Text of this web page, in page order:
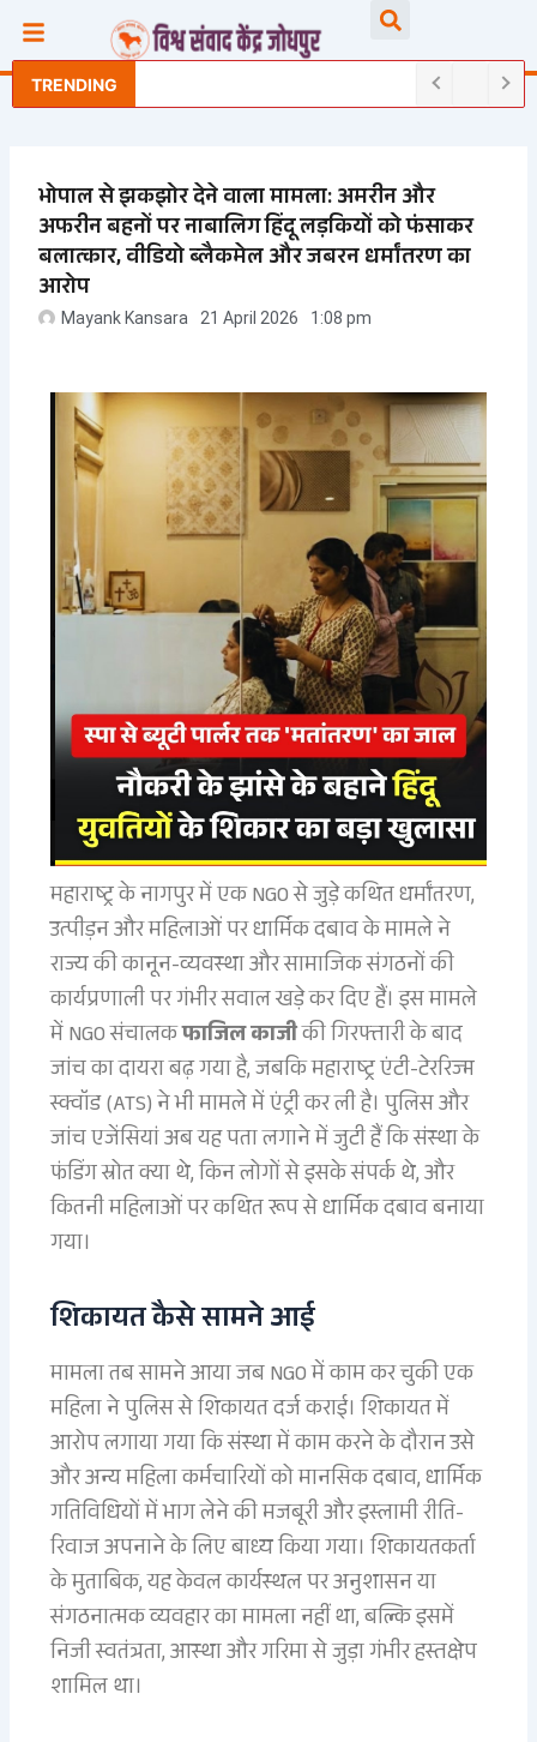
content
TRENDING
भोपाल से झकझोर देने वाला मामला: अमरीन और
अफरीन बहनों पर नाबालिग हिंदू लड़कियों को फंसाकर
बलात्कार, वीडियो ब्लैकमेल और जबरन धर्मांतरण का
आरोप
Mayank Kansara 21 April 2026 1:08 pm
महाराष्ट्र के नागपुर में एक NGO से जुड़े कथित धर्मांतरण,
उत्पीड़न और महिलाओं पर धार्मिक दबाव के मामले ने
राज्य की कानून-व्यवस्था और सामाजिक संगठनों की
कार्यप्रणाली पर गंभीर सवाल खड़े कर दिए हैं। इस मामले
में NGO संचालकफाजिल काजीकी गिरफ्तारी के बाद
जांच का दायरा बढ़ गया है, जबकि महाराष्ट्र एंटी-टेररिज्म
स्क्वॉड (ATS) ने भी मामले में एंट्री कर ली है। पुलिस और
जांच एजेंसियां अब यह पता लगाने में जुटी हैं कि संस्था के
फंडिंग स्रोत क्या थे, किन लोगों से इसके संपर्क थे, और
कितनी महिलाओं पर कथित रूप से धार्मिक दबाव बनाया
गया।
शिकायत कैसे सामने आई
मामला तब सामने आया जब NGO में काम कर चुकी एक
महिला ने पुलिस से शिकायत दर्ज कराई। शिकायत में
आरोप लगाया गया कि संस्था में काम करने के दौरान उसे
और अन्य महिला कर्मचारियों को मानसिक दबाव, धार्मिक
गतिविधियों में भाग लेने की मजबूरी और इस्लामी रीति-
रिवाज अपनाने के लिए बाध्य किया गया। शिकायतकर्ता
के मुताबिक, यह केवल कार्यस्थल पर अनुशासन या
संगठनात्मक व्यवहार का मामला नहीं था, बल्कि इसमें
निजी स्वतंत्रता, आस्था और गरिमा से जुड़ा गंभीर हस्तक्षेप
शामिल था।